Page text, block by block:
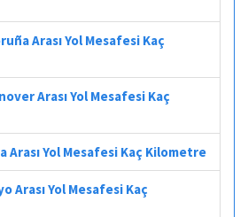
Arası Yol Mesafesi Kaç
Arası Yol Mesafesi Kaç
Arası Yol Mesafesi Kaç Kilometre
Arası Yol Mesafesi Kaç